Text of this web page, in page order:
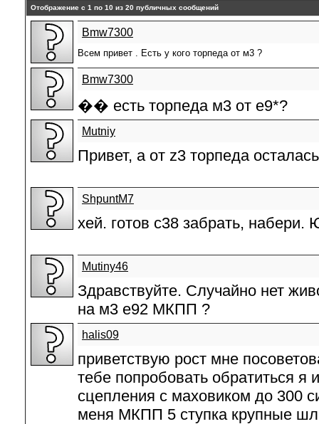
Отображение с 1 по 10 из 20 публичных сообщений
Bmw7300
Всем привет . Есть у кого торпеда от м3 ?
Bmw7300
�� есть торпеда м3 от е9*?
Mutniy
Привет, а от z3 торпеда
ShpuntM7
хей. готов с38 забрать, набери.
Mutiny46
Здравствуйте. Случайно нет
на м3 е92 МКПП ?
halis09
приветствую рост мне
тебе попробовать обратиться я
сцепления с маховиком до 300
меня МКПП 5 ступка крупные